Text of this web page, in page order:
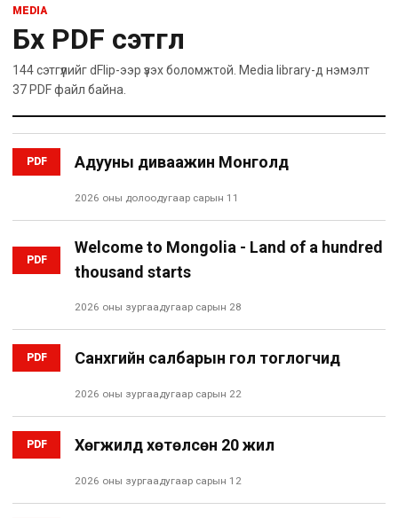
MEDIA
Бүх PDF сэтгүүл
144сэтгүүлийг dFlip-ээр үзэх боломжтой. Media library-д нэмэлт
37 PDF файл байна.
PDF Адууны диваажин Монголд
2026 оны долоодугаар сарын 11
PDF
Welcome to Mongolia - Land of a hundred
thousand starts
2026 оны зургаадугаар сарын 28
PDF Санхүүгийн салбарын гол тоглогчид
2026 оны зургаадугаар сарын 22
PDF Хөгжилд хөтөлсөн 20 жил
2026 оны зургаадугаар сарын 12